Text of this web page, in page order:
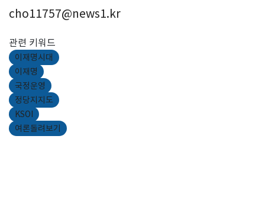
cho11757@news1.kr
관련 키워드
이재명시대
이재명
국정운영
정당지지도
KSOI
여론돌려보기